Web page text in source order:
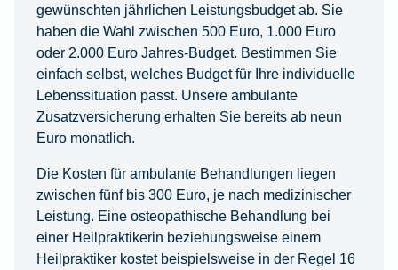
gewünschten jährlichen Leistungsbudget ab. Sie
haben die Wahl zwischen 500 Euro, 1.000 Euro
oder 2.000 Euro Jahres-Budget. Bestimmen Sie
einfach selbst, welches Budget für Ihre individuelle
Lebenssituation passt. Unsere ambulante
Zusatzversicherung erhalten Sie bereits ab neun
Euro monatlich.
Die Kosten für ambulante Behandlungen liegen
zwischen fünf bis 300 Euro, je nach medizinischer
Leistung. Eine osteopathische Behandlung bei
einer Heilpraktikerin beziehungsweise einem
Heilpraktiker kostet beispielsweise in der Regel 16